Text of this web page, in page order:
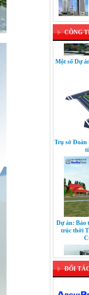
CÔNG
Một số Dự
Trụ sở
Dự án: Bảo
trúc thời
ĐỐI